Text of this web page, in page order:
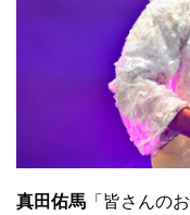
真田佑馬 「皆さんの